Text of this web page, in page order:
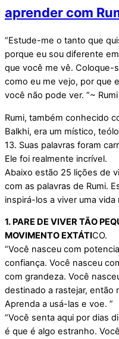
aprender com
“Estude-me o tanto que
porque eu sou diferente
que você me vê. Coloque-
como eu me vejo, por que
você não pode ver. “~ Rumi
Rumi, também conhecido
Balkhi, era um místico,
13. Suas palavras foram
Ele foi realmente incrível.
Abaixo estão 25 lições de
com as palavras de Rumi.
inspirá-los a viver uma
1. PARE DE VIVER TÃO
MOVIMENTO EXTÁTICO.
“Você nasceu com
confiança. Você nasceu
com grandeza. Você
destinado a rastejar, então
Aprenda a usá-las e voe. ”
“Você senta aqui por dias
é que é algo estranho.